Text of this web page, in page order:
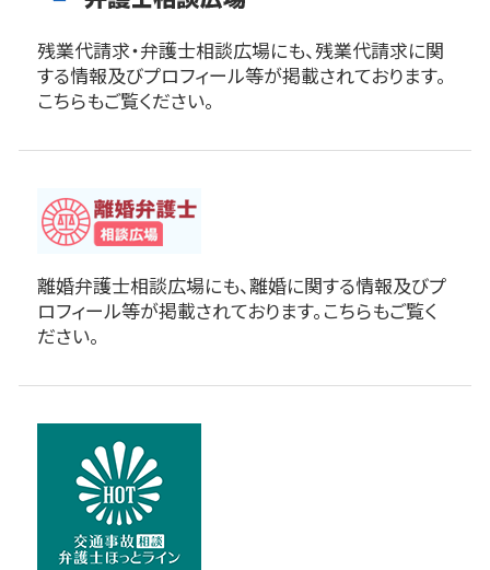
残業代請求・弁護士相談広場にも、残業代請求に関
する情報及びプロフィール等が掲載されております。
こちらもご覧ください。
離婚弁護士相談広場にも、離婚に関する情報及びプ
ロフィール等が掲載されております。こちらもご覧く
ださい。